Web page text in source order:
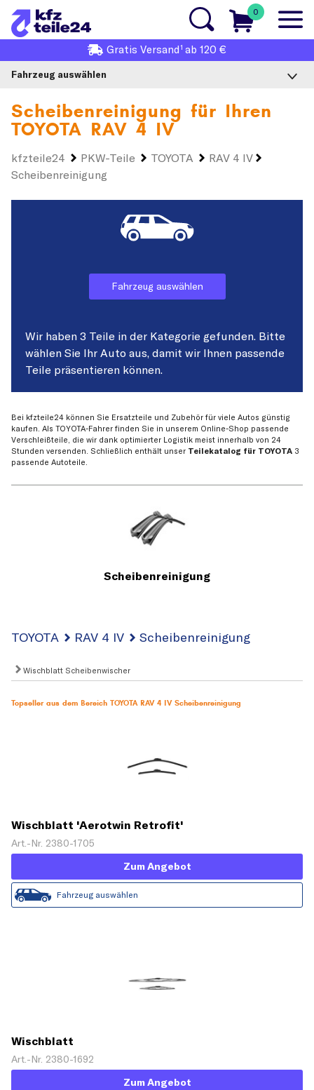
0
Gratis Versand1 ab 120 €
Fahrzeug auswählen
Scheibenreinigung für Ihren
TOYOTA RAV 4 IV
kfzteile24 PKW-Teile TOYOTA
RAV 4 IV
Scheibenreinigung
Fahrzeug auswählen
Wir haben 3 Teile in der Kategorie gefunden. Bitte
wählen Sie Ihr Auto aus, damit wir Ihnen passende
Teile präsentieren können.
Bei kfzteile24 können Sie Ersatzteile und Zubehör für viele Autos günstig
kaufen. Als TOYOTA-Fahrer finden Sie in unserem Online-Shop passende
Verschleißteile, die wir dank optimierter Logistik meist innerhalb von 24
Stunden versenden. Schließlich enthält unser Teilekatalog für TOYOTA 3
passende Autoteile.
Scheibenreinigung
TOYOTA RAV 4 IV Scheibenreinigung
Wischblatt Scheibenwischer
Topseller aus dem Bereich TOYOTA RAV 4 IV Scheibenreinigung
Wischblatt 'Aerotwin Retrofit'
Art.-Nr. 2380-1705
Zum Angebot
Fahrzeug auswählen
Wischblatt
Art.-Nr. 2380-1692
Zum Angebot